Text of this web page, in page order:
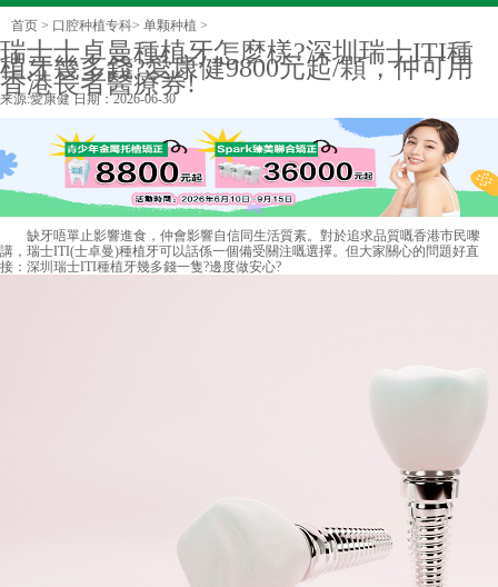
首页 > 口腔种植专科> 单颗种植 >
瑞士士卓曼種植牙怎麼樣?深圳瑞士ITI種
植牙幾多錢?愛康健9800元起/顆，仲可用
香港長者醫療券!
来源:愛康健日期：2026-06-30
缺牙唔單止影響進食，仲會影響自信同生活質素。對於追求品質嘅香港市民嚟
講，瑞士ITI(士卓曼)種植牙可以話係一個備受關注嘅選擇。但大家關心的問題好直
接： 深圳瑞士ITI種植牙幾多錢一隻?邊度做安心?